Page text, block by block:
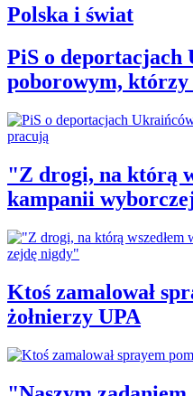
Polska i świat
PiS o deportacjach
poborowym,
"Z drogi, na którą
kampanii
Ktoś zamalował
żołnierzy UPA